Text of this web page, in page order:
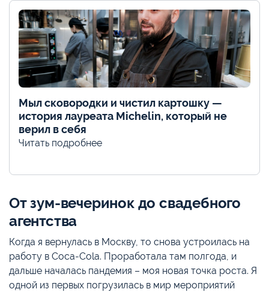
Мыл сковородки и чистил картошку —
история лауреата Michelin, который не
верил в себя
Читать подробнее
От зум-вечеринок до свадебного
агентства
Когда я вернулась в Москву, то снова устроилась на
работу в Coca-Cola. Проработала там полгода, и
дальше началась пандемия – моя новая точка роста. Я
одной из первых погрузилась в мир мероприятий